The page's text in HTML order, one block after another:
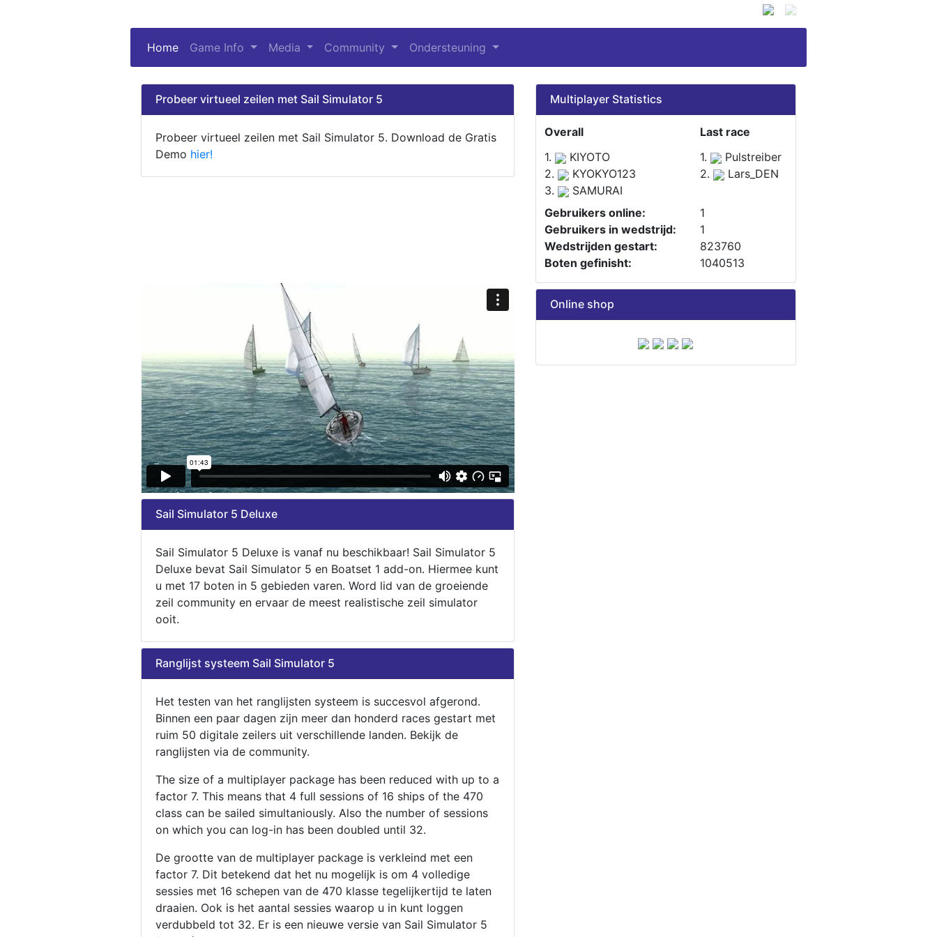
Home (current)
Game Info Media Community Ondersteuning
Probeer virtueel zeilen met Sail Simulator 5
Probeer virtueel zeilen met Sail Simulator 5. Download de Gratis
Demo hier!
Multiplayer Statistics
Overall
Last race
1.
KIYOTO 1.
Pulstreiber
2.
KYOKYO123 2.
Lars_DEN
3.
SAMURAI
Gebruikers online:
1
Gebruikers in wedstrijd:
1
Wedstrijden gestart:
823760
Boten gefinisht:
1040513
Sail Simulator 5 Deluxe
Sail Simulator 5 Deluxe is vanaf nu beschikbaar! Sail Simulator 5
Deluxe bevat Sail Simulator 5 en Boatset 1 add-on. Hiermee kunt
u met 17 boten in 5 gebieden varen. Word lid van de groeiende
zeil community en ervaar de meest realistische zeil simulator
ooit.
Ranglijst systeem Sail Simulator 5
Het testen van het ranglijsten systeem is succesvol afgerond.
Binnen een paar dagen zijn meer dan honderd races gestart met
ruim 50 digitale zeilers uit verschillende landen. Bekijk de
ranglijsten via de community.
The size of a multiplayer package has been reduced with up to a
factor 7. This means that 4 full sessions of 16 ships of the 470
class can be sailed simultaniously. Also the number of sessions
on which you can log-in has been doubled until 32.
De grootte van de multiplayer package is verkleind met een
factor 7. Dit betekend dat het nu mogelijk is om 4 volledige
sessies met 16 schepen van de 470 klasse tegelijkertijd te laten
draaien. Ook is het aantal sessies waarop u in kunt loggen
verdubbeld tot 32. Er is een nieuwe versie van Sail Simulator 5
Online shop